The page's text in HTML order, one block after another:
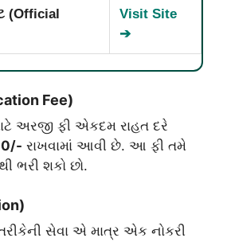
(Official
Visit Site
➔
Fee)
અરજી ફી એકદમ રાહત દરે
રાખવામાં આવી છે. આ ફી તમે
ભરી શકો છો.
સેવા એ માત્ર એક નોકરી